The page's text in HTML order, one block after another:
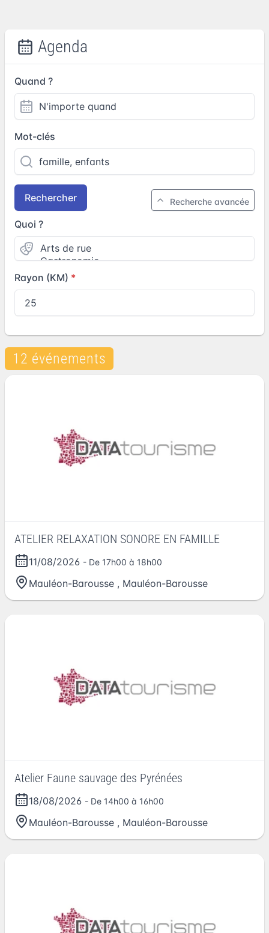
Agenda
Quand ?
Mot-clés
Rechercher Recherche avancée
Quoi ?
Rayon (KM)
12 événements
ATELIER RELAXATION SONORE EN FAMILLE
11/08/2026 - De 17h00 à 18h00
Mauléon-Barousse , Mauléon-Barousse
Atelier Faune sauvage des Pyrénées
18/08/2026 - De 14h00 à 16h00
Mauléon-Barousse , Mauléon-Barousse